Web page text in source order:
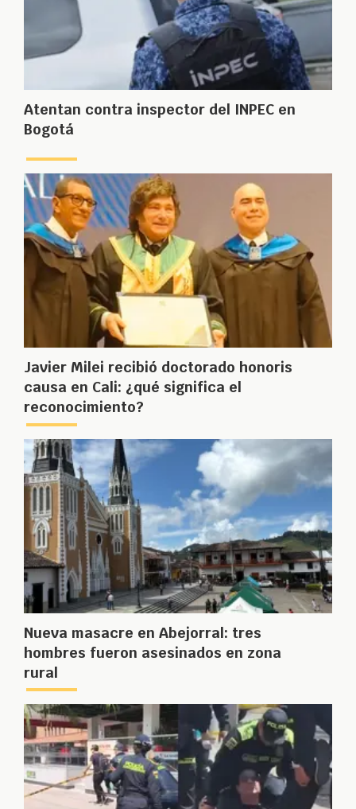
Atentan contra inspector del INPEC en
Bogotá
Javier Milei recibió doctorado honoris
causa en Cali: ¿qué significa el
reconocimiento?
Nueva masacre en Abejorral: tres
hombres fueron asesinados en zona
rural